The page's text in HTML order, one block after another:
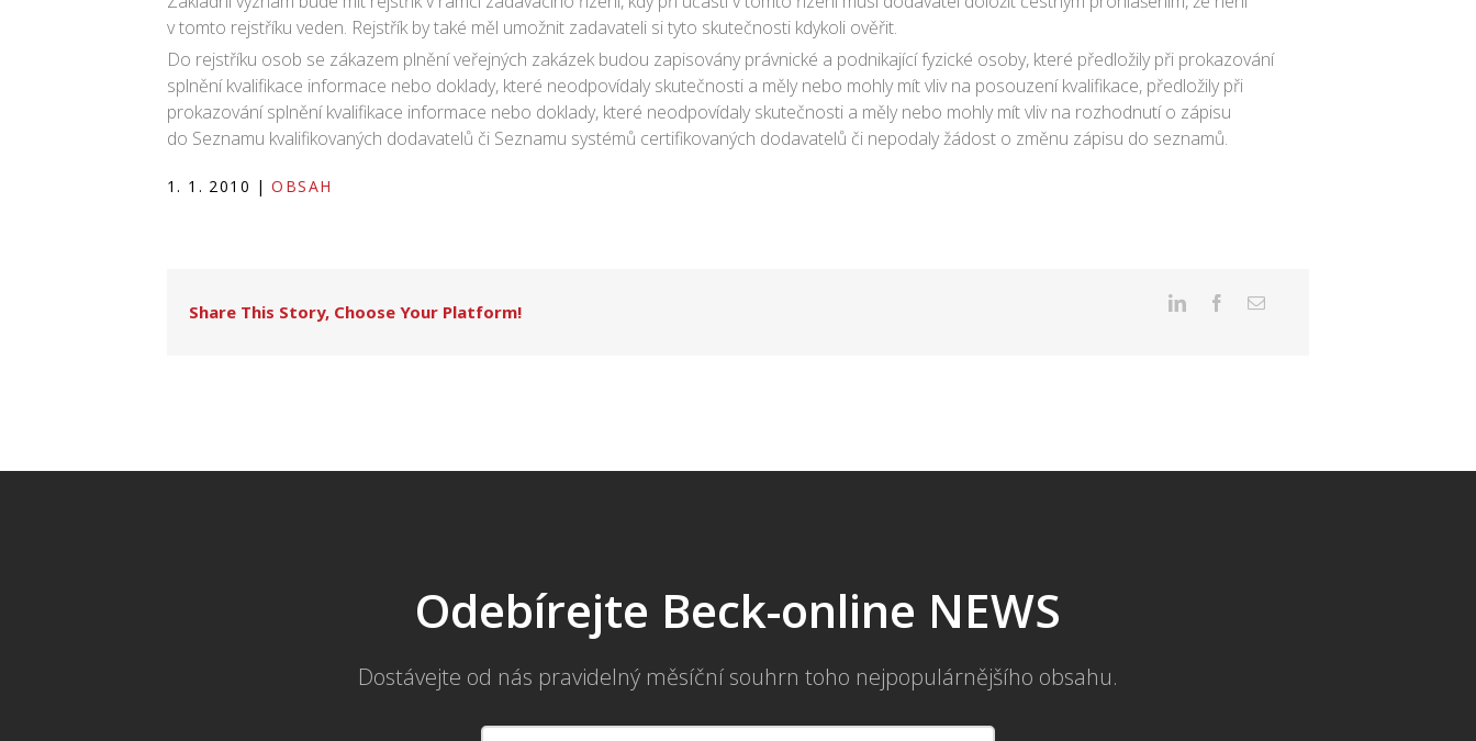
v tomto rejstříku veden. Rejstřík by také měl umožnit zadavateli si tyto skutečnosti kdykoli ověřit.
Do rejstříku osob se zákazem plnění veřejných zakázek budou zapisovány právnické a podnikající fyzické osoby, které předložily při prokazování
splnění kvalifikace informace nebo doklady, které neodpovídaly skutečnosti a měly nebo mohly mít vliv na posouzení kvalifikace, předložily při
prokazování splnění kvalifikace informace nebo doklady, které neodpovídaly skutečnosti a měly nebo mohly mít vliv na rozhodnutí o zápisu
do Seznamu kvalifikovaných dodavatelů či Seznamu systémů certifikovaných dodavatelů či nepodaly žádost o změnu zápisu do seznamů.
1. 1. 2010 | OBSAH
Share This Story, Choose Your Platform!
Odebírejte Beck-online NEWS
Dostávejte od nás pravidelný měsíční souhrn toho nejpopulárnějšího obsahu.